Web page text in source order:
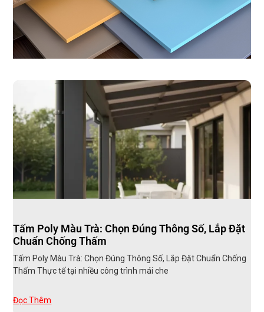
Tấm Poly Màu Trà: Chọn Đúng Thông Số, Lắp Đặt
Chuẩn Chống Thấm
Tấm Poly Màu Trà: Chọn Đúng Thông Số, Lắp Đặt Chuẩn Chống
Thấm Thực tế tại nhiều công trình mái che
Đọc Thêm